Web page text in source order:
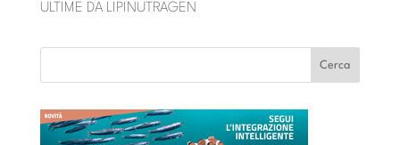
ULTIME DA LIPINUTRAGEN